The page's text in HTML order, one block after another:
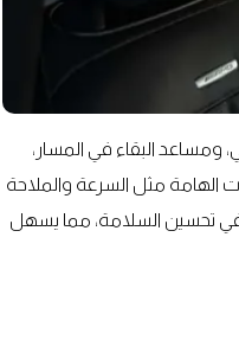
ومساعد البقاء في المسار،
الهامة مثل السرعة والملاحة
لتقليل التشتيت أثناء القيادة. ويساهم نظام الكاميرا بزاوية 360 درجة في تحسين السلامة، مما يسهل